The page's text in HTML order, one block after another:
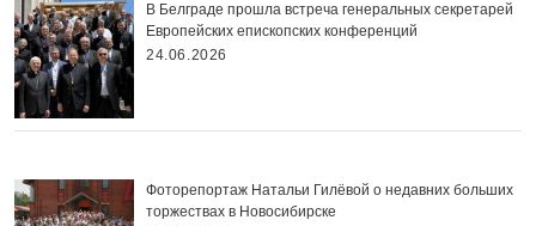
В Белграде прошла встреча генеральных секретарей
Европейских епископских конференций
24.06.2026
Фоторепортаж Натальи Гилёвой о недавних больших
торжествах в Новосибирске